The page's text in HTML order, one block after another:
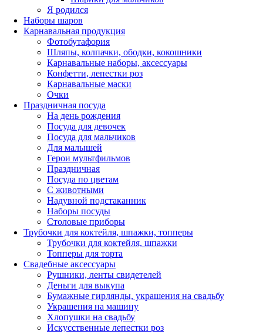
Я родился
Наборы шаров
Карнавальная продукция
Фотобутафория
Шляпы, колпачки, ободки, кокошники
Карнавальные наборы, аксессуары
Конфетти, лепестки роз
Карнавальные маски
Очки
Праздничная посуда
На день рождения
Посуда для девочек
Посуда для мальчиков
Для малышей
Герои мультфильмов
Праздничная
Посуда по цветам
С животными
Надувной подстаканник
Наборы посуды
Столовые приборы
Трубочки для коктейля, шпажки, топперы
Трубочки для коктейля, шпажки
Топперы для торта
Свадебные аксессуары
Рушники, ленты свидетелей
Деньги для выкупа
Бумажные гирлянды, украшения на свадьбу
Украшения на машину
Хлопушки на свадьбу
Искусственные лепестки роз